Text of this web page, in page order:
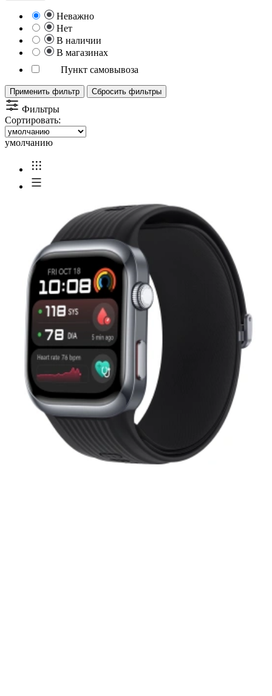
Неважно
Нет
В наличии
В магазинах
Пункт самовывоза
Применить фильтр Сбросить фильтры
Фильтры
Сортировать:
умолчанию